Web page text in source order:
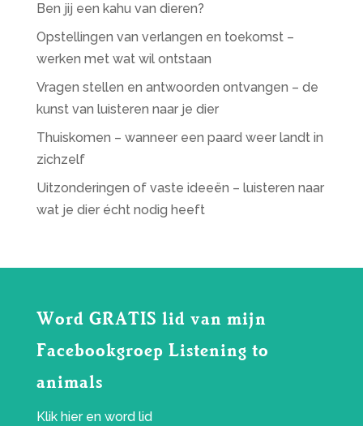
Ben jij een kahu van dieren?
Opstellingen van verlangen en toekomst –
werken met wat wil ontstaan
Vragen stellen en antwoorden ontvangen – de
kunst van luisteren naar je dier
Thuiskomen – wanneer een paard weer landt in
zichzelf
Uitzonderingen of vaste ideeën – luisteren naar
wat je dier écht nodig heeft
Word GRATIS lid van mijn
Facebookgroep Listening to
animals
Klik hieren word lid